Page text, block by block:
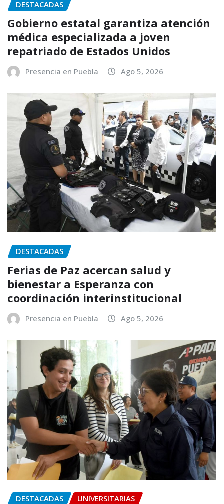
DESTACADAS
Gobierno estatal garantiza atención
médica especializada a joven
repatriado de Estados Unidos
Presencia en Puebla Ago 5, 2026
DESTACADAS
Ferias de Paz acercan salud y
bienestar a Esperanza con
coordinación interinstitucional
Presencia en Puebla Ago 5, 2026
DESTACADAS UNIVERSITARIAS